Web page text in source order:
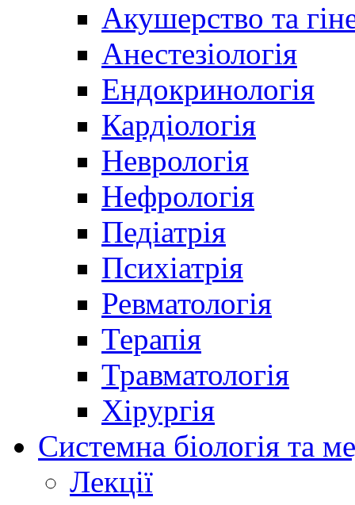
Акушерство та
Анестезіологія
Ендокринологія
Кардіологія
Неврологія
Нефрологія
Педіатрія
Психіатрія
Ревматологія
Терапія
Травматологія
Хірургія
Системна біологія та
Лекції